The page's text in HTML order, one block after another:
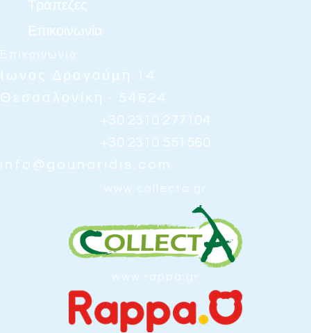
Τράπεζες
Επικοινωνία
Επικοινωνία
Ιωνος Δραγούμη 14
Θεσσαλονίκη · 54624
+30 2310 277104
+30 2310 551560
info@gounaridis.com
www.collecta.gr
www.rappa.gr